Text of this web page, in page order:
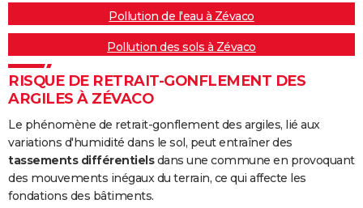
Pollution de l'eau à Zévaco
Pollution des sols à Zévaco
RISQUE DE RETRAIT-GONFLEMENT DES
ARGILES À ZÉVACO
Le phénomène de retrait-gonflement des argiles, lié aux
variations d'humidité dans le sol, peut entraîner des
tassements différentielsdans une commune en provoquant
des mouvements inégaux du terrain, ce qui affecte les
fondations des bâtiments.